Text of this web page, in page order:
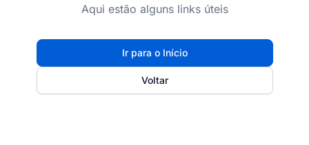
Aqui estão alguns links úteis
Ir para o Início
Voltar